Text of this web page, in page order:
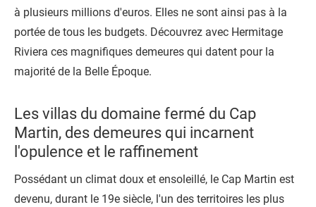
à plusieurs millions d'euros. Elles ne sont ainsi pas à la
portée de tous les budgets. Découvrez avec Hermitage
Riviera ces magnifiques demeures qui datent pour la
majorité de la Belle Époque.
Les villas du domaine fermé du Cap
Martin, des demeures qui incarnent
l'opulence et le raffinement
Possédant un climat doux et ensoleillé, le Cap Martin est
devenu, durant le 19e siècle, l'un des territoires les plus